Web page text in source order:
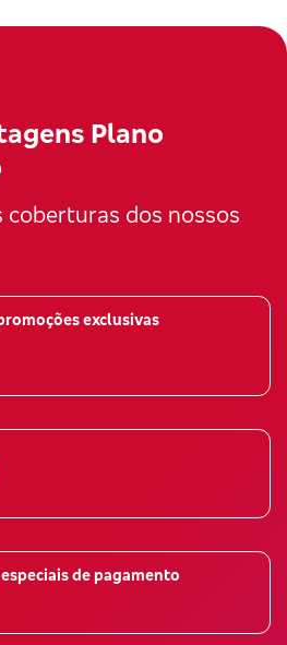
Plano
coberturas dos nossos
exclusivas
de pagamento